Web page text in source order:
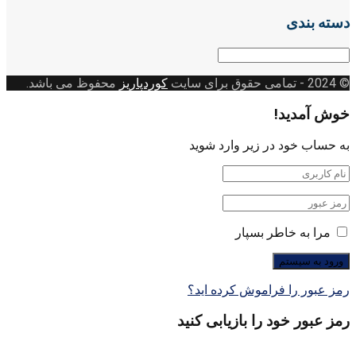
دسته بندی
دسته
© 2024
- تمامی حقوق برای سایت کوردپاریز محفوظ می باشد.
خوش آمدید!
به حساب خود در زیر وارد شوید
مرا به خاطر بسپار
رمز عبور را فراموش کرده اید؟
رمز عبور خود را بازیابی کنید